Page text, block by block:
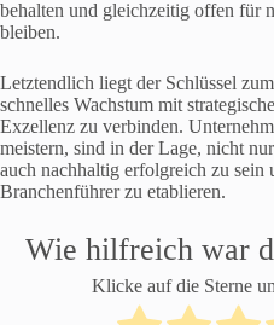
behalten und gleichzeitig offen für
bleiben.
Letztendlich liegt der Schlüssel
schnelles Wachstum mit
Exzellenz zu verbinden.
meistern, sind in der Lage, nicht
auch nachhaltig erfolgreich zu sein
Branchenführer zu etablieren.
Wie hilfreich war
Klicke auf die Sterne